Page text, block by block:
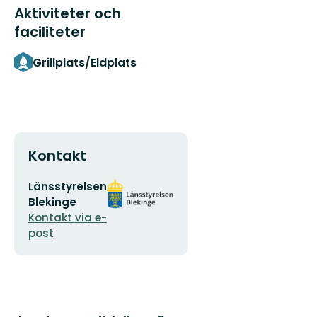
Aktiviteter och
faciliteter
Grillplats/Eldplats
Kontakt
E-
postadress
Länsstyrelsen
Blekinge
Kontakt via e-
post
Organisationens
logotyp